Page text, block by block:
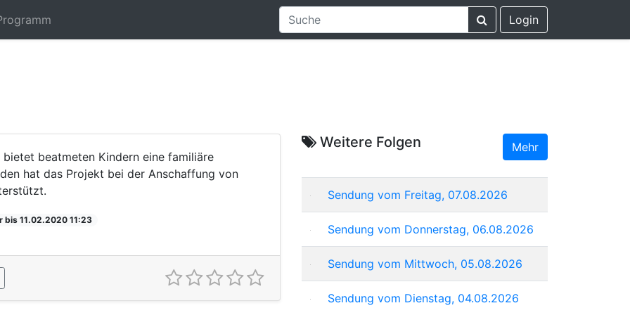
Login
beatmeten Kindern eine familiäre
hat das Projekt bei der Anschaffung von
bis 11.02.2020 11:23
Weitere Folgen Mehr
Sendung vom Freitag, 07.08.2026
Sendung vom Donnerstag, 06.08.2026
Sendung vom Mittwoch, 05.08.2026
Sendung vom Dienstag, 04.08.2026